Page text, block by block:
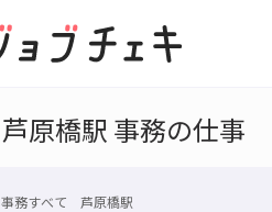
芦原橋駅 事務の仕事
事務すべて 芦原橋駅